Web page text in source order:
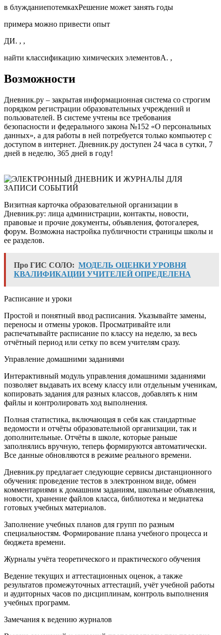
в блужданиепотемкахРешение может занять годы
примера можно привести опыт
ДИ. , ,
найти классификацию химических элементовА. ,
Возможности
Дневник.ру – закрытая информационная система со строгим
порядком регистрации образовательных учреждений и
пользователей. В системе учтены все требования
безопасности и федерального закона №152 «О персональных
данных», а для работы в ней потребуется только компьютер с
доступом в интернет. Дневник.ру доступен 24 часа в сутки, 7
дней в неделю, 365 дней в году!
Визитная карточка образовательной организации в
Дневник.ру: лица администрации, контакты, новости,
правовые и прочие документы, объявления, фотогалерея,
форум. Возможна настройка публичности страницы школы и
ее разделов.
Про ГИС СОЛО: МОДЕЛЬ ОЦЕНКИ УРОВНЯ
КВАЛИФИКАЦИИ УЧИТЕЛЕЙ ОПРЕДЕЛЕНА
Расписание и уроки
Простой и понятный ввод расписания. Указывайте замены,
переносы и отмены уроков. Просматривайте или
распечатывайте расписание по классу на неделю, за весь
отчётный период или сетку по всем учителям сразу.
Управление домашними заданиями
Интерактивный модуль управления домашними заданиями
позволяет выдавать их всему классу или отдельным ученикам,
копировать задания для разных классов, добавлять к ним
файлы и контролировать ход выполнения.
Полная статистика, включающая в себя как стандартные
ведомости и отчёты образовательной организации, так и
дополнительные. Отчёты в школе, которые раньше
заполнялись вручную, теперь формируются автоматически.
Все данные обновляются в режиме реального времени.
Дневник.ру предлагает следующие сервисы дистанционного
обучения: проведение тестов в электронном виде, обмен
комментариями к домашним заданиям, школьные объявления,
новости, хранение файлов класса, библиотека и медиатека
готовых учебных материалов.
Заполнение учебных планов для групп по разным
специальностям. Формирование плана учебного процесса и
бюджета времени.
Журналы учёта теоретического и практического обучения
Ведение текущих и аттестационных оценок, а также
результатов промежуточных аттестаций, учёт учебной работы
и аудиторных часов по дисциплинам, контроль выполнения
учебных программ.
Замечания к ведению журналов